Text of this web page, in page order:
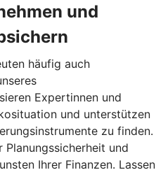
und
häufig auch
Expertinnen und
und unterstützen
zu finden.
Planungssicherheit und
Ihrer Finanzen. Lassen